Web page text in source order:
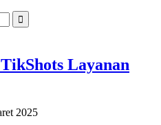
Layanan
2025